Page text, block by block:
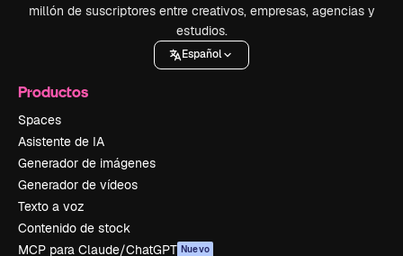
millón de suscriptores entre creativos, empresas, agencias y
estudios.
Español
Productos
Spaces
Asistente de IA
Generador de imágenes
Generador de vídeos
Texto a voz
Contenido de stock
MCP para Claude/ChatGPT Nuevo